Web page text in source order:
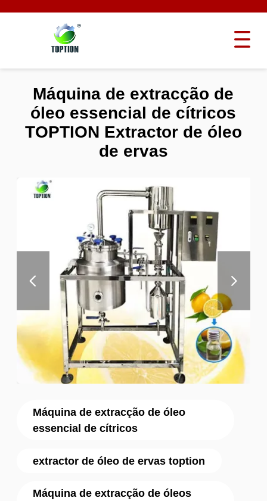
Máquina de extracção de óleo
essencial de cítricos
extractor de óleo de ervas toption
Máquina de extracção de óleos
Máquina de extracção de
óleo essencial de cítricos
TOPTION Extractor de óleo
de ervas